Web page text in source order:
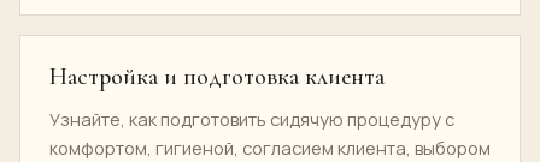
Настройка и подготовка клиента
Узнайте, как подготовить сидячую процедуру с
комфортом, гигиеной, согласием клиента, выбором